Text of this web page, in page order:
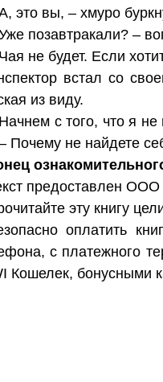
это вы, – хмуро
позавтракали? –
не будет. Если
встал со
из виду.
с того, что я
Почему не найдете
предоставлен ООО
эту книгу
оплатить
с платежного
Кошелек, бонусными